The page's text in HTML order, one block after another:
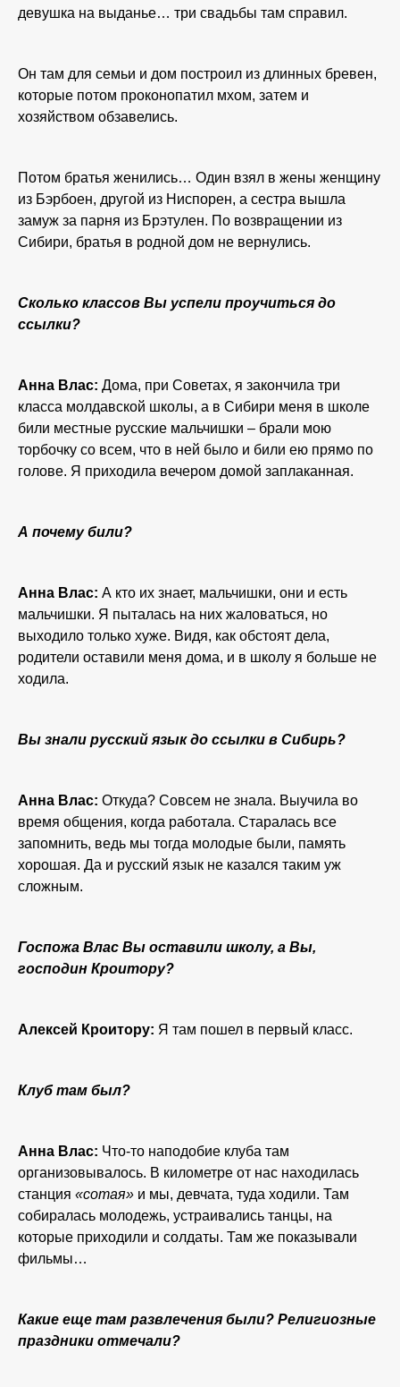
девушка на выданье… три свадьбы там справил.
Он там для семьи и дом построил из длинных бревен,
которые потом проконопатил мхом, затем и
хозяйством обзавелись.
Потом братья женились… Один взял в жены женщину
из Бэрбоен, другой из Ниспорен, а сестра вышла
замуж за парня из Брэтулен. По возвращении из
Сибири, братья в родной дом не вернулись.
Сколько классов Вы успели проучиться до
ссылки?
Анна Влас: Дома, при Советах, я закончила три
класса молдавской школы, а в Сибири меня в школе
били местные русские мальчишки – брали мою
торбочку со всем, что в ней было и били ею прямо по
голове. Я приходила вечером домой заплаканная.
А почему били?
Анна Влас: А кто их знает, мальчишки, они и есть
мальчишки. Я пыталась на них жаловаться, но
выходило только хуже. Видя, как обстоят дела,
родители оставили меня дома, и в школу я больше не
ходила.
Вы знали русский язык до ссылки в Сибирь?
Анна Влас: Откуда? Совсем не знала. Выучила во
время общения, когда работала. Старалась все
запомнить, ведь мы тогда молодые были, память
хорошая. Да и русский язык не казался таким уж
сложным.
Госпожа Влас Вы оставили школу, а Вы,
господин Кроитору?
Алексей Кроитору: Я там пошел в первый класс.
Клуб там был?
Анна Влас: Что-то наподобие клуба там
организовывалось. В километре от нас находилась
станция «сотая» и мы, девчата, туда ходили. Там
собиралась молодежь, устраивались танцы, на
которые приходили и солдаты. Там же показывали
фильмы…
Какие еще там развлечения были? Религиозные
праздники отмечали?